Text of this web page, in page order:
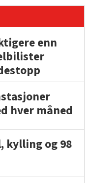
enn
hver måned
kylling og 98